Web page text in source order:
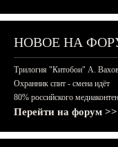
НОВОЕ НА
Трилогия "Китобои" А.
Охранник спит - смена идёт
80% российского
Перейти на форум >>